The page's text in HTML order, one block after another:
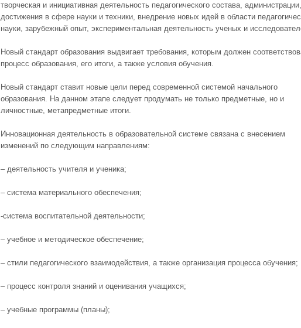
творческая и инициативная деятельность педагогического состава,
достижения в сфере науки и техники, внедрение новых идей в области
науки, зарубежный опыт, экспериментальная деятельность ученых и
Новый стандарт образования выдвигает требования, которым должен
процесс образования, его итоги, а также условия обучения.
Новый стандарт ставит новые цели перед современной системой начального
образования. На данном этапе следует продумать не только предметные, но и
личностные, метапредметные итоги.
Инновационная деятельность в образовательной системе связана с внесением
изменений по следующим направлениям:
– деятельность учителя и ученика;
– система материального обеспечения;
-система воспитательной деятельности;
– учебное и методическое обеспечение;
– стили педагогического взаимодействия, а также организация процесса обучения;
– процесс контроля знаний и оценивания учащихся;
– учебные программы (планы);